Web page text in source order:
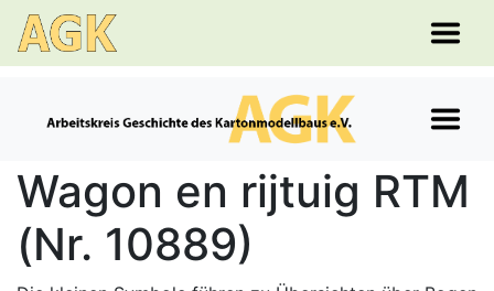
Wagon en rijtuig RTM
(Nr. 10889)